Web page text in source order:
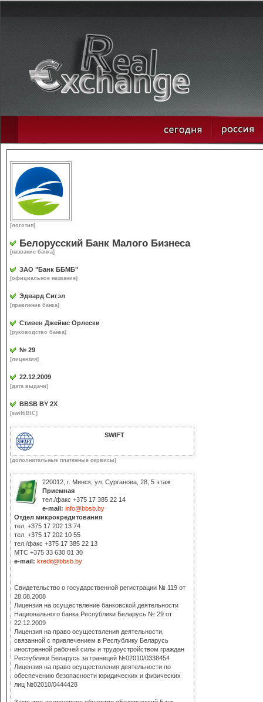
[логотип]
Белорусский Банк Малого Бизнеса
[название банка]
ЗАО "Банк ББМБ"
[официальное название]
Эдвард Сигэл
[правление банка]
Стивен Джеймс Орлески
[руководство банка]
№ 29
[лицензия]
22.12.2009
[дата выдачи]
BBSB BY 2X
[swift/BIC]
SWIFT
[дополнительные платежные сервисы]
220012, г. Минск, ул. Сурганова, 28, 5 этаж
Приемная
тел./факс +375 17 385 22 14
e-mail: info@bbsb.by
Отдел микрокредитования
тел. +375 17 202 13 74
тел. +375 17 202 10 55
тел./факс +375 17 385 22 13
МТС +375 33 630 01 30
e-mail: kredit@bbsb.by
Свидетельство о государственной регистрации № 119 от
28.08.2008
Лицензия на осуществление банковской деятельности
Национального банка Республики Беларусь № 29 от
22.12.2009
Лицензия на право осуществления деятельности,
связанной с привлечением в Республику Беларусь
иностранной рабочей силы и трудоустройством граждан
Республики Беларусь за границей №02010/0338454
Лицензия на право осуществления деятельности по
обеспечению безопасности юридических и физических
лиц №02010/0444428